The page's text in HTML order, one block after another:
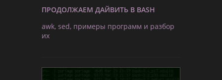
ПРОДОЛЖАЕМ ДАЙВИТЬ В BASH
awk, sed, примеры программ и разбор
их